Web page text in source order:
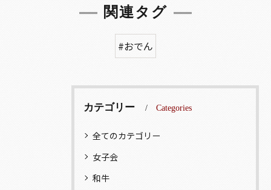
関連タグ
#おでん
カテゴリー Categories
全てのカテゴリー
女子会
和牛